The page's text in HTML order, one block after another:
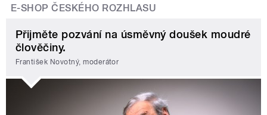
E-SHOP ČESKÉHO ROZHLASU
Přijměte pozvání na úsměvný doušek moudré
člověčiny.
František Novotný, moderátor